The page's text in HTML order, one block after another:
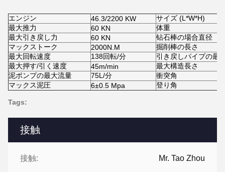
接触
接触: Mr. Tao Zhou
エンジン 46.3/2200 KW
サイズ (L*W*H)
最大推力
60 KN
体重
最大引き戻し力
60 KN
钻石棒の場合直径
マックストーク
2000N.M
掘削棒の長さ
最大回転速度
138回転/分
引き戻しパイプの最
最大押す/引く速度
45m/min
最大構造長さ
泥ポンプの最大流量
75L/分
衝突角
マックス泥圧
6±0.5 Mpa 登り角
Tags: